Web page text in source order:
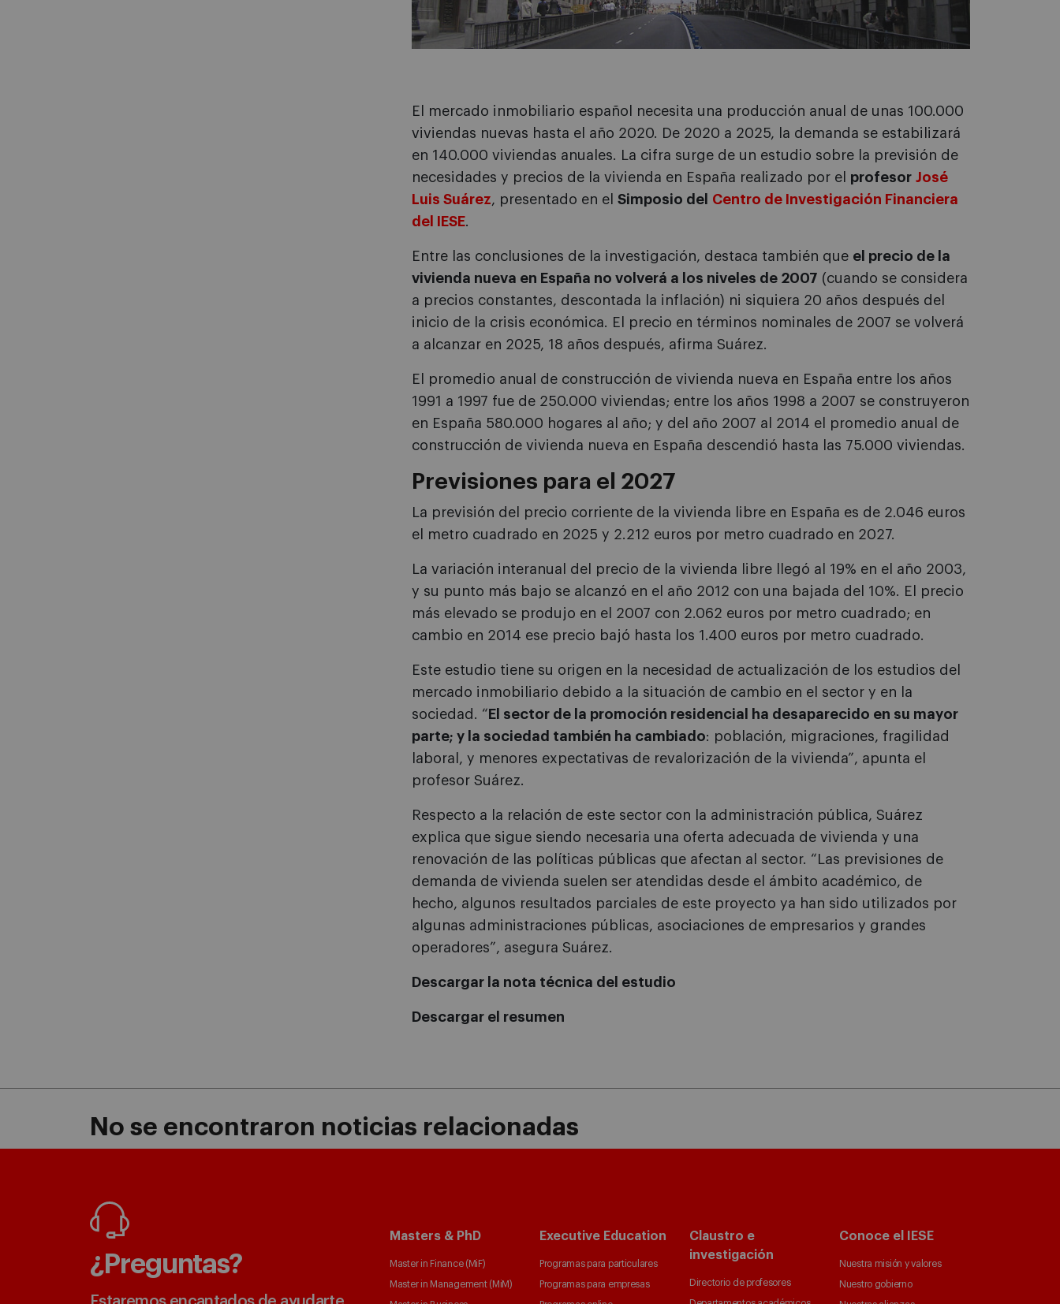
El mercado inmobiliario español necesita una producción anual de unas 100.000
viviendas nuevas hasta el año 2020. De 2020 a 2025, la demanda se estabilizará
en 140.000 viviendas anuales. La cifra surge de un estudio sobre la previsión de
necesidades y precios de la vivienda en España realizado por el profesor José
Luis Suárez, presentado en el Simposio del Centro de Investigación Financiera
del IESE.
Entre las conclusiones de la investigación, destaca también que el precio de la
vivienda nueva en España no volverá a los niveles de 2007 (cuando se considera
a precios constantes, descontada la inflación) ni siquiera 20 años después del
inicio de la crisis económica. El precio en términos nominales de 2007 se volverá
a alcanzar en 2025, 18 años después, afirma Suárez.
El promedio anual de construcción de vivienda nueva en España entre los años
1991 a 1997 fue de 250.000 viviendas; entre los años 1998 a 2007 se construyeron
en España 580.000 hogares al año; y del año 2007 al 2014 el promedio anual de
construcción de vivienda nueva en España descendió hasta las 75.000 viviendas.
Previsiones para el 2027
La previsión del precio corriente de la vivienda libre en España es de 2.046 euros
el metro cuadrado en 2025 y 2.212 euros por metro cuadrado en 2027.
La variación interanual del precio de la vivienda libre llegó al 19% en el año 2003,
y su punto más bajo se alcanzó en el año 2012 con una bajada del 10%. El precio
más elevado se produjo en el 2007 con 2.062 euros por metro cuadrado; en
cambio en 2014 ese precio bajó hasta los 1.400 euros por metro cuadrado.
Este estudio tiene su origen en la necesidad de actualización de los estudios del
mercado inmobiliario debido a la situación de cambio en el sector y en la
sociedad. “ El sector de la promoción residencial ha desaparecido en su mayor
parte; y la sociedad también ha cambiado: población, migraciones, fragilidad
laboral, y menores expectativas de revalorización de la vivienda”, apunta el
profesor Suárez.
Respecto a la relación de este sector con la administración pública, Suárez
explica que sigue siendo necesaria una oferta adecuada de vivienda y una
renovación de las políticas públicas que afectan al sector. “Las previsiones de
demanda de vivienda suelen ser atendidas desde el ámbito académico, de
hecho, algunos resultados parciales de este proyecto ya han sido utilizados por
algunas administraciones públicas, asociaciones de empresarios y grandes
operadores”, asegura Suárez.
Descargar la nota técnica del estudio
Descargar el resumen
No se encontraron noticias relacionadas
¿Preguntas?
Masters & PhD
Master in Finance (MiF)
Master in Management (MiM)
Executive Education
Programas para particulares
Programas para empresas
Claustro e
investigación
Directorio de profesores
Conoce el IESE
Nuestra misión y valores
Nuestro gobierno